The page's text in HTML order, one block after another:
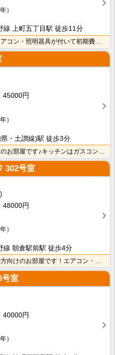
）
線 上町五丁目駅 徒歩11分
高知市中心地まで自転車圏内！エアコン・照明器具が付いて初期費用の節約になりますね！
45000円
）
・土讃線)駅 徒歩3分
302号室
48000円
）
線 朝倉駅前駅 徒歩4分
号室
40000円
）